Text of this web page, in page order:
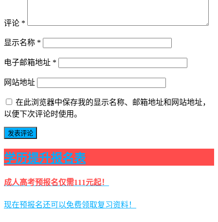
评论 *
显示名称 *
电子邮箱地址 *
网站地址
在此浏览器中保存我的显示名称、邮箱地址和网站地址，
以便下次评论时使用。
学历提升报名表
成人高考预报名仅需111元起！
现在预报名还可以免费领取复习资料！